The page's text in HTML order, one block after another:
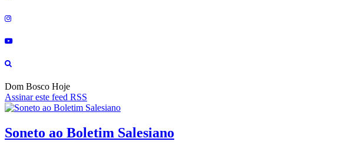
Dom Bosco Hoje
Assinar este feed RSS
Soneto ao Boletim Salesiano